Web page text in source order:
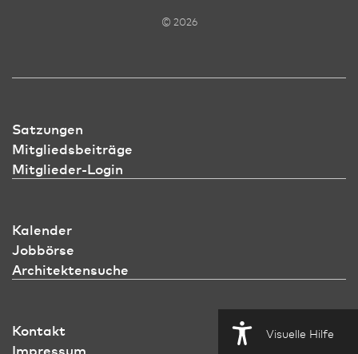
Visuelle Hilfe
© 2026
Satzungen
Mitgliedsbeiträge
Mitglieder-Login
Kalender
Jobbörse
Architektensuche
Kontakt
Impressum